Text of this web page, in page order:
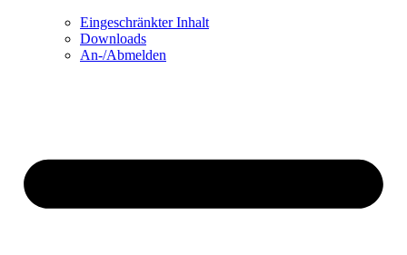
Eingeschränkter Inhalt
Downloads
An-/Abmelden